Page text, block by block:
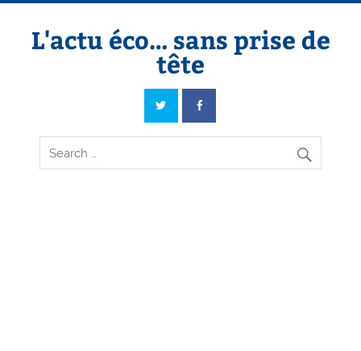
Skip
contentL'actu éco… sans prise de
tête
L'actu éco… sans prise de tête